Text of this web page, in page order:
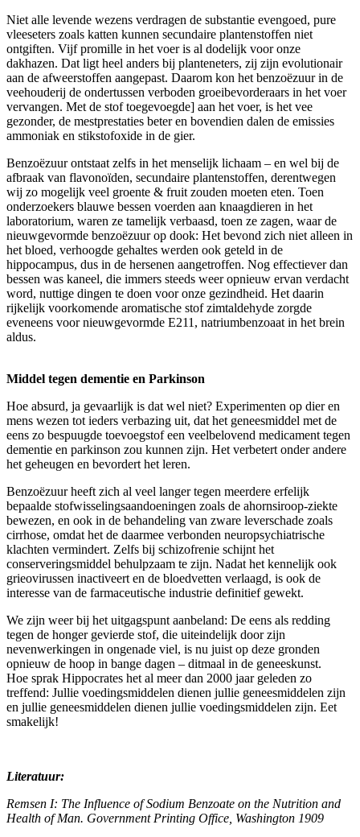
Niet alle levende wezens verdragen de substantie evengoed, pure
vleeseters zoals katten kunnen secundaire plantenstoffen niet
ontgiften. Vijf promille in het voer is al dodelijk voor onze
dakhazen. Dat ligt heel anders bij planteneters, zij zijn evolutionair
aan de afweerstoffen aangepast. Daarom kon het benzoëzuur in de
veehouderij de ondertussen verboden groeibevorderaars in het voer
vervangen. Met de stof toegevoegde] aan het voer, is het vee
gezonder, de mestprestaties beter en bovendien dalen de emissies
ammoniak en stikstofoxide in de gier.
Benzoëzuur ontstaat zelfs in het menselijk lichaam – en wel bij de
afbraak van flavonoïden, secundaire plantenstoffen, derentwegen
wij zo mogelijk veel groente & fruit zouden moeten eten. Toen
onderzoekers blauwe bessen voerden aan knaagdieren in het
laboratorium, waren ze tamelijk verbaasd, toen ze zagen, waar de
nieuwgevormde benzoëzuur op dook: Het bevond zich niet alleen in
het bloed, verhoogde gehaltes werden ook geteld in de
hippocampus, dus in de hersenen aangetroffen. Nog effectiever dan
bessen was kaneel, die immers steeds weer opnieuw ervan verdacht
word, nuttige dingen te doen voor onze gezindheid. Het daarin
rijkelijk voorkomende aromatische stof zimtaldehyde zorgde
eveneens voor nieuwgevormde E211, natriumbenzoaat in het brein
aldus.
Middel tegen dementie en Parkinson
Hoe absurd, ja gevaarlijk is dat wel niet? Experimenten op dier en
mens wezen tot ieders verbazing uit, dat het geneesmiddel met de
eens zo bespuugde toevoegstof een veelbelovend medicament tegen
dementie en parkinson zou kunnen zijn. Het verbetert onder andere
het geheugen en bevordert het leren.
Benzoëzuur heeft zich al veel langer tegen meerdere erfelijk
bepaalde stofwisselingsaandoeningen zoals de ahornsiroop-ziekte
bewezen, en ook in de behandeling van zware leverschade zoals
cirrhose, omdat het de daarmee verbonden neuropsychiatrische
klachten vermindert. Zelfs bij schizofrenie schijnt het
conserveringsmiddel behulpzaam te zijn. Nadat het kennelijk ook
grieovirussen inactiveert en de bloedvetten verlaagd, is ook de
interesse van de farmaceutische industrie definitief gewekt.
We zijn weer bij het uitgagspunt aanbeland: De eens als redding
tegen de honger gevierde stof, die uiteindelijk door zijn
nevenwerkingen in ongenade viel, is nu juist op deze gronden
opnieuw de hoop in bange dagen – ditmaal in de geneeskunst.
Hoe sprak Hippocrates het al meer dan 2000 jaar geleden zo
treffend: Jullie voedingsmiddelen dienen jullie geneesmiddelen zijn
en jullie geneesmiddelen dienen jullie voedingsmiddelen zijn. Eet
smakelijk!
Literatuur:
Remsen I: The Influence of Sodium Benzoate on the Nutrition and
Health of Man. Government Printing Office, Washington 1909